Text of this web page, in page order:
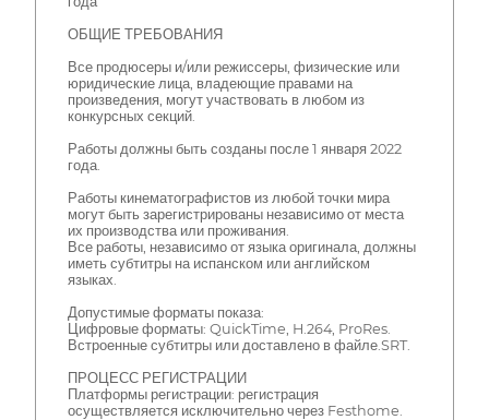
ОБЩИЕ ТРЕБОВАНИЯ
Все продюсеры и/или режиссеры, физические или
юридические лица, владеющие правами на
произведения, могут участвовать в любом из
конкурсных секций.
Работы должны быть созданы после 1 января 2022
года.
Работы кинематографистов из любой точки мира
могут быть зарегистрированы независимо от места
их производства или проживания.
Все работы, независимо от языка оригинала, должны
иметь субтитры на испанском или английском
языках.
Допустимые форматы показа:
Цифровые форматы: QuickTime, H.264, ProRes.
Встроенные субтитры или доставлено в файле.SRT.
ПРОЦЕСС РЕГИСТРАЦИИ
Платформы регистрации: регистрация
осуществляется исключительно через Festhome.